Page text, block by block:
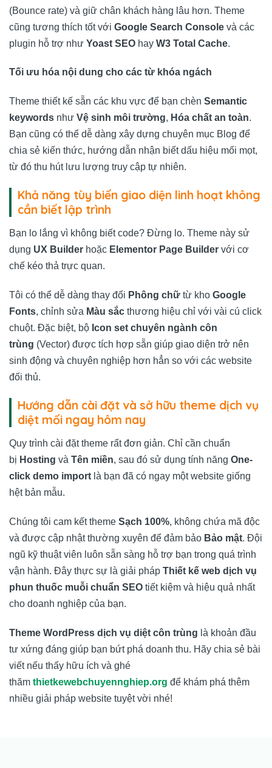
(Bounce rate) và giữ chân khách hàng lâu hơn. Theme
cũng tương thích tốt với Google Search Console và các
plugin hỗ trợ như Yoast SEO hay W3 Total Cache.
Tối ưu hóa nội dung cho các từ khóa ngách
Theme thiết kế sẵn các khu vực để bạn chèn Semantic
keywords như Vệ sinh môi trường, Hóa chất an toàn.
Bạn cũng có thể dễ dàng xây dựng chuyên mục Blog để
chia sẻ kiến thức, hướng dẫn nhận biết dấu hiệu mối mọt,
từ đó thu hút lưu lượng truy cập tự nhiên.
Khả năng tùy biến giao diện linh hoạt không
cần biết lập trình
Bạn lo lắng vì không biết code? Đừng lo. Theme này sử
dụng UX Builder hoặc Elementor Page Builder với cơ
chế kéo thả trực quan.
Tôi có thể dễ dàng thay đổi Phông chữ từ kho Google
Fonts, chỉnh sửa Màu sắc thương hiệu chỉ với vài cú click
chuột. Đặc biệt, bộ Icon set chuyên ngành côn
trùng (Vector) được tích hợp sẵn giúp giao diện trở nên
sinh động và chuyên nghiệp hơn hẳn so với các website
đối thủ.
Hướng dẫn cài đặt và sở hữu theme dịch vụ
diệt mối ngay hôm nay
Quy trình cài đặt theme rất đơn giản. Chỉ cần chuẩn
bị Hosting và Tên miền, sau đó sử dụng tính năng One-
click demo import là bạn đã có ngay một website giống
hệt bản mẫu.
Chúng tôi cam kết theme Sạch 100%, không chứa mã độc
và được cập nhật thường xuyên để đảm bảo Bảo mật. Đội
ngũ kỹ thuật viên luôn sẵn sàng hỗ trợ bạn trong quá trình
vận hành. Đây thực sự là giải pháp Thiết kế web dịch vụ
phun thuốc muỗi chuẩn SEO tiết kiệm và hiệu quả nhất
cho doanh nghiệp của bạn.
Theme WordPress dịch vụ diệt côn trùng là khoản đầu
tư xứng đáng giúp bạn bứt phá doanh thu. Hãy chia sẻ bài
viết nếu thấy hữu ích và ghé
thăm thietkewebchuyennghiep.org để khám phá thêm
nhiều giải pháp website tuyệt vời nhé!